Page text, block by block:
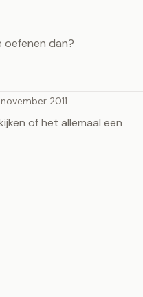
oefenen dan?
2011
of het allemaal een